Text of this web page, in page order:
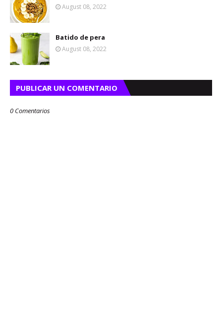
August 08, 2022
Batido de pera
August 08, 2022
PUBLICAR UN COMENTARIO
0 Comentarios